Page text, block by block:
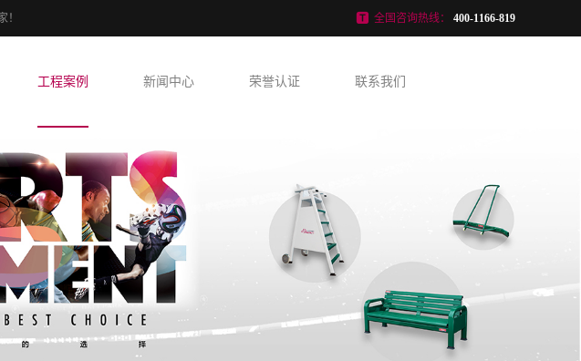
！ 全国咨询热线： 400-1166-819
工程案例 新闻中心 荣誉认证 联系我们